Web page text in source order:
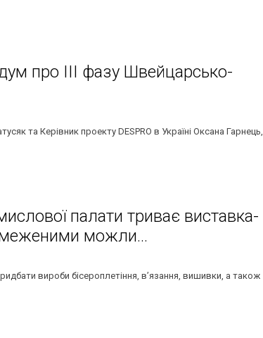
про III фазу Швейцарсько-
та Керівник проекту DESPRO в Україні Оксана Гарнець,
палати триває виставка-
можли...
вироби бісероплетіння, в’язання, вишивки, а також